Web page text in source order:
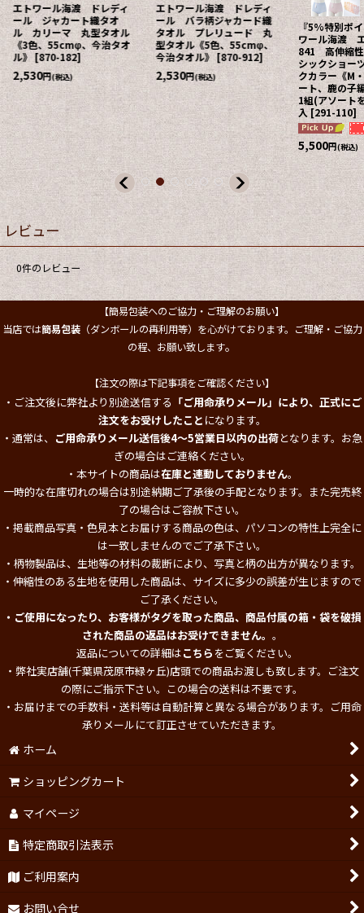
エトワール海渡 ドレディ
ール ジャカート織タオ
ル カリーマ 丸型タオル
《3色、55cmφ、今治タオ
ル》 [870-182]
2,530円(税込)
エトワール海渡 ドレディ
ール バラ柄ジャカード織
タオル プレリュード 丸
型タオル《5色、55cmφ、
今治タオル》 [870-912]
2,530円(税込)
『5%特別ポ
ワール海渡
841 高伸縮
シックショー
クカラー《M
ート、鹿の子
1組(アソート
入[291-110]
5,500円(税込)
レビュー
0件のレビュー
【簡易包装へのご協力・ご理解のお願い】
当店では簡易包装（ダンボールの再利用等）を心がけております。ご理解・ご協力
の程、お願い致します。
【注文の際は下記事項をご確認ください】
・ご注文後に弊社より別途送信する 「ご用命承りメール」により、正式にご
注文をお受けしたこと になります。
・通常は、 ご用命承りメール送信後4～5営業日以内の出荷となります。お急
ぎの場合はご連絡ください。
・本サイトの商品は在庫と連動しておりません。
一時的な在庫切れの場合は別途納期ご了承後の手配となります。また完売終
了の場合はご容赦下さい。
・掲載商品写真・色見本とお届けする商品の色は、パソコンの特性上完全に
は一致しませんのでご了承下さい。
・柄物製品は、生地等の材料の裁断により、写真と柄の出方が異なります。
・伸縮性のある生地を使用した商品は、サイズに多少の誤差が生じますので
ご了承ください。
・ご使用になったり、お客様がタグを取った商品、商品付属の箱・袋を破損
された商品の返品はお受けできません。 。
返品についての詳細はこちらをご覧ください。
・弊社実店舗(千葉県茂原市緑ヶ丘)店頭での商品お渡しも致します。ご注文
の際にご指示下さい。この場合の送料は不要です。
・お届けまでの手数料・送料等は自動計算と異なる場合があります。ご用命
承りメールにて訂正させていただきます。
ホーム
ショッピングカート
マイページ
特定商取引法表示
ご利用案内
お問い合せ